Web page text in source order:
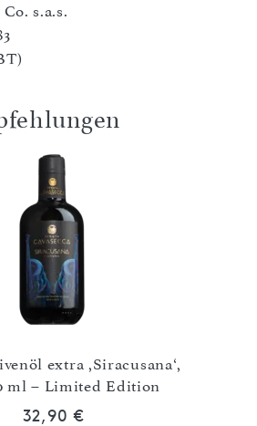
s.a.s.
extra ,Siracusana‘,
ml – Limited Edition
32,90 €